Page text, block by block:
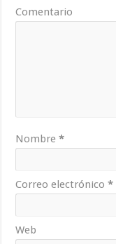
Comentario
Nombre*
Correo electrónico*
Web